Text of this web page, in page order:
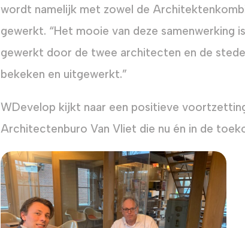
wordt namelijk met zowel de
gewerkt. “Het mooie van deze samenwerking
gewerkt door de twee architecten en de
bekeken en uitgewerkt.”
WDevelop kijkt naar een positieve
Architectenburo Van Vliet die nu én in de